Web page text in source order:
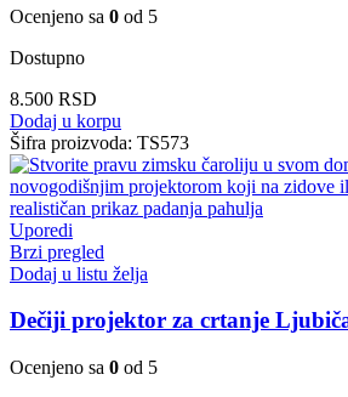
Ocenjeno sa 0 od 5
Dostupno
8.500 RSD
Dodaj u korpu
Šifra proizvoda: TS573
Uporedi
Brzi pregled
Dodaj u listu želja
Dečiji projektor za crtanje
Ocenjeno sa 0 od 5